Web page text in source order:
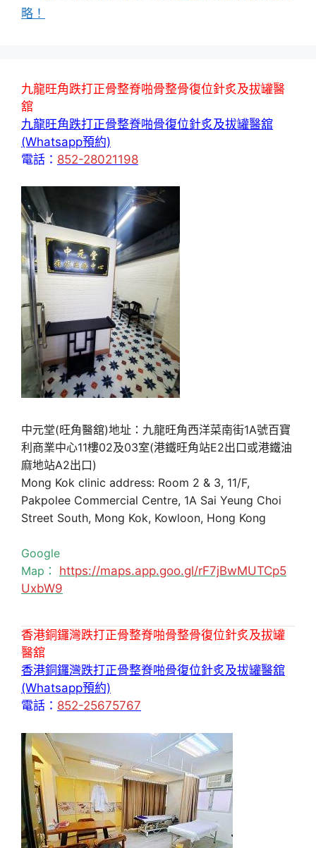
略！
九龍旺角跌打正骨整脊啪骨整骨復位針炙及拔罐醫
舘
九龍旺角跌打正骨整脊啪骨復位針炙及拔罐醫舘
(Whatsapp預約)
電話： 852-28021198
中元堂(旺角醫舘)地址：九龍旺角西洋菜南街1A號百寶
利商業中心11樓02及03室(港鐵旺角站E2出口或港鐵油
麻地站A2出口)
Mong Kok clinic address: Room 2 & 3, 11/F,
Pakpolee Commercial Centre, 1A Sai Yeung Choi
Street South, Mong Kok, Kowloon, Hong Kong
Google
Map： https://maps.app.goo.gl/rF7jBwMUTCp5
UxbW9
香港銅鑼灣跌打正骨整脊啪骨整骨復位針炙及拔罐
醫舘
香港銅鑼灣跌打正骨整脊啪骨復位針炙及拔罐醫舘
(Whatsapp預約)
電話： 852-25675767